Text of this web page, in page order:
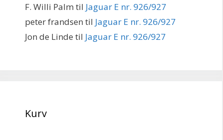
F. Willi Palm til Jaguar E nr. 926/927
peter frandsen til Jaguar E nr. 926/927
Jon de Linde til Jaguar E nr. 926/927
Kurv